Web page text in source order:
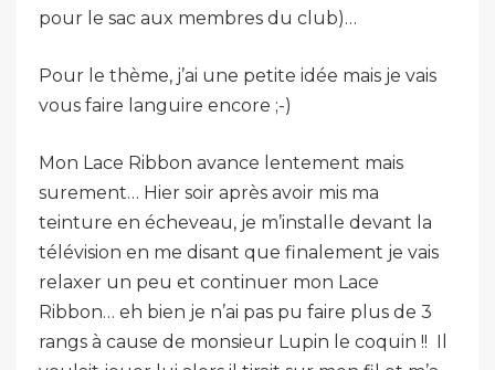
pour le sac aux membres du club)…
Pour le thème, j’ai une petite idée mais je vais
vous faire languire encore ;-)
Mon Lace Ribbon avance lentement mais
surement… Hier soir après avoir mis ma
teinture en écheveau, je m’installe devant la
télévision en me disant que finalement je vais
relaxer un peu et continuer mon Lace
Ribbon… eh bien je n’ai pas pu faire plus de 3
rangs à cause de monsieur Lupin le coquin !! Il